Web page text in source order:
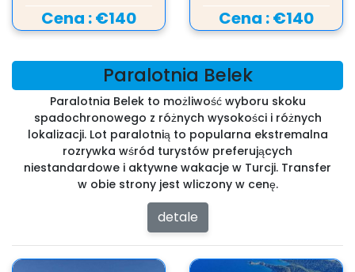
Cena :€140 Cena :€140
Paralotnia Belek
Paralotnia Belek to możliwość wyboru skoku
spadochronowego z różnych wysokości i różnych
lokalizacji. Lot paralotnią to popularna ekstremalna
rozrywka wśród turystów preferujących
niestandardowe i aktywne wakacje w Turcji. Transfer
w obie strony jest wliczony w cenę.
detale